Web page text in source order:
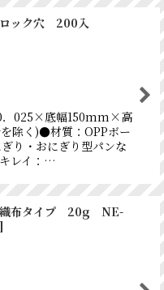
ロック穴 200入
025×底幅150mm×高
除く)●材質：OPPボー
り・おにぎり型パンな
レイ：…
織布タイプ 20g NE-
]